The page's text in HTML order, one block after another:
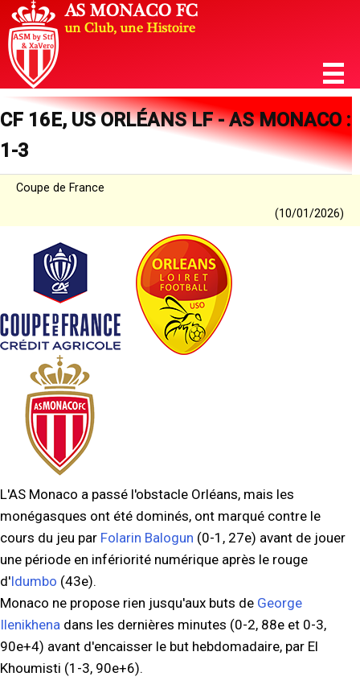
CF 16E, US ORLÉANS LF - AS MONACO :
1-3
Coupe de France
(10/01/2026)
L'AS Monaco a passé l'obstacle Orléans, mais les
monégasques ont été dominés, ont marqué contre le
cours du jeu par Folarin Balogun (0-1, 27e) avant de jouer
une période en infériorité numérique après le rouge
d'Idumbo (43e).
Monaco ne propose rien jusqu'aux buts de George
Ilenikhena dans les dernières minutes (0-2, 88e et 0-3,
90e+4) avant d'encaisser le but hebdomadaire, par El
Khoumisti (1-3, 90e+6).